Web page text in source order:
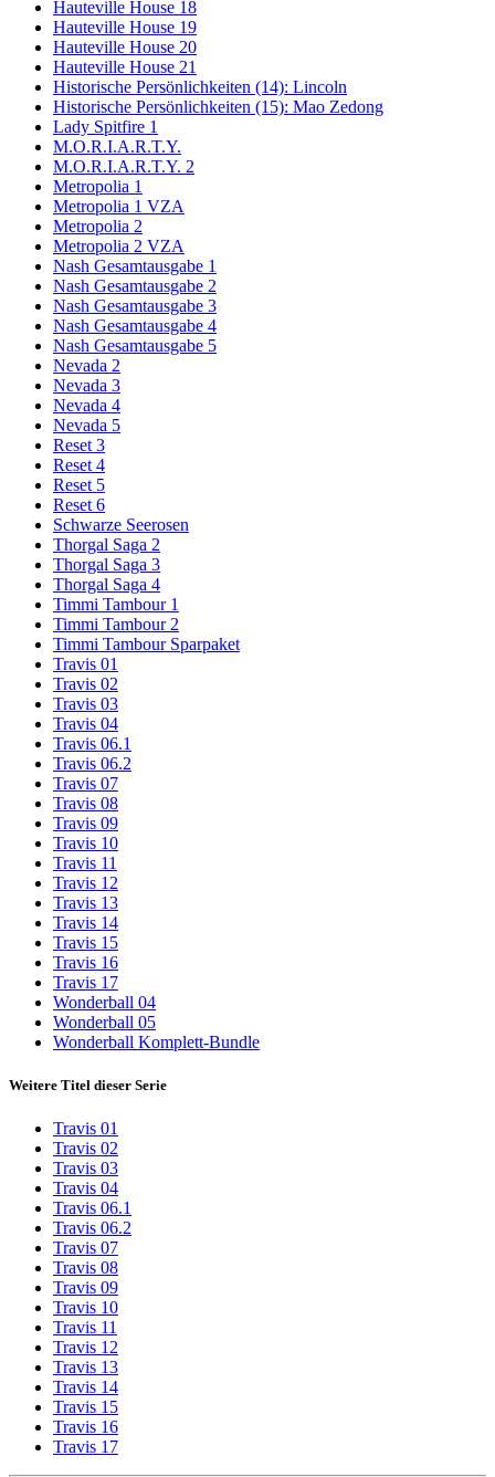
Hauteville House 18
Hauteville House 19
Hauteville House 20
Hauteville House 21
Historische Persönlichkeiten (14): Lincoln
Historische Persönlichkeiten (15): Mao Zedong
Lady Spitfire 1
M.O.R.I.A.R.T.Y.
M.O.R.I.A.R.T.Y. 2
Metropolia 1
Metropolia 1 VZA
Metropolia 2
Metropolia 2 VZA
Nash Gesamtausgabe 1
Nash Gesamtausgabe 2
Nash Gesamtausgabe 3
Nash Gesamtausgabe 4
Nash Gesamtausgabe 5
Nevada 2
Nevada 3
Nevada 4
Nevada 5
Reset 3
Reset 4
Reset 5
Reset 6
Schwarze Seerosen
Thorgal Saga 2
Thorgal Saga 3
Thorgal Saga 4
Timmi Tambour 1
Timmi Tambour 2
Timmi Tambour Sparpaket
Travis 01
Travis 02
Travis 03
Travis 04
Travis 06.1
Travis 06.2
Travis 07
Travis 08
Travis 09
Travis 10
Travis 11
Travis 12
Travis 13
Travis 14
Travis 15
Travis 16
Travis 17
Wonderball 04
Wonderball 05
Wonderball Komplett-Bundle
Weitere Titel dieser Serie
Travis 01
Travis 02
Travis 03
Travis 04
Travis 06.1
Travis 06.2
Travis 07
Travis 08
Travis 09
Travis 10
Travis 11
Travis 12
Travis 13
Travis 14
Travis 15
Travis 16
Travis 17